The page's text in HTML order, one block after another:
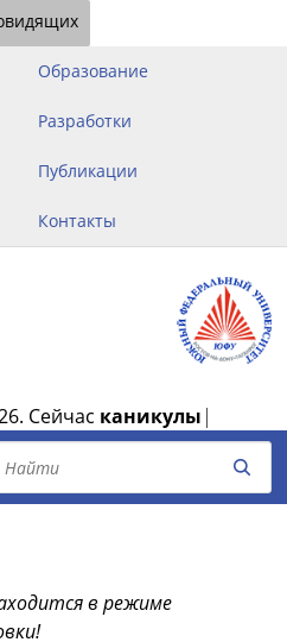
Образование
Разработки
Публикации
Контакты
Сейчас каникулы |
в режиме